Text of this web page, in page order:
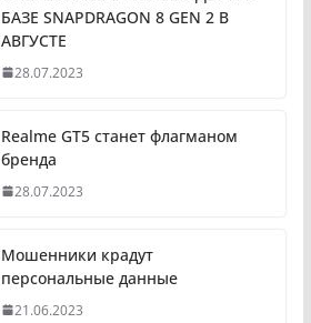
БАЗЕ SNAPDRAGON 8 GEN 2 В
АВГУСТЕ
28.07.2023
Realme GT5 станет флагманом
бренда
28.07.2023
Мошенники крадут
персональные данные
21.06.2023